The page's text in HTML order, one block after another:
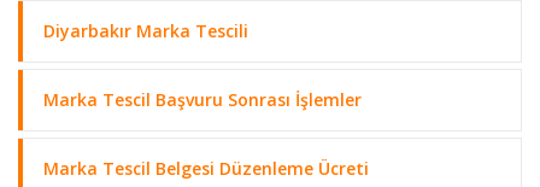
Diyarbakır Marka Tescili
Marka Tescil Başvuru Sonrası İşlemler
Marka Tescil Belgesi Düzenleme Ücreti